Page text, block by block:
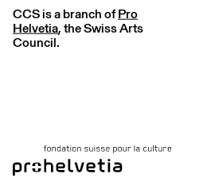
CCS is a branch ofPro
Helvetia, the Swiss Arts
Council.